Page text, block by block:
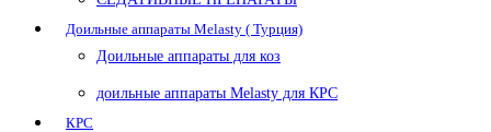
Доильные аппараты Melasty ( Турция)
Доильные аппараты для коз
доильные аппараты Melasty для КРС
КРС